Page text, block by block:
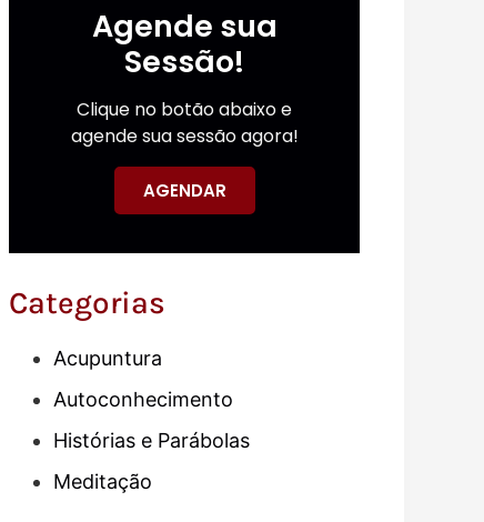
Agende sua
Sessão!
Clique no botão abaixo e
agende sua sessão agora!
AGENDAR
Categorias
Acupuntura
Autoconhecimento
Histórias e Parábolas
Meditação